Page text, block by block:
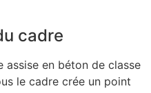
cadre
assise en béton de classe
le cadre crée un point